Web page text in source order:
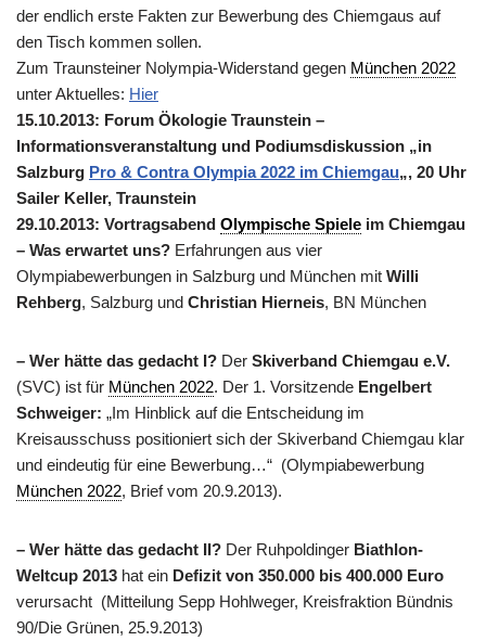
der endlich erste Fakten zur Bewerbung des Chiemgaus auf
den Tisch kommen sollen.
Zum Traunsteiner Nolympia-Widerstand gegen München 2022
unter Aktuelles: Hier
15.10.2013: Forum Ökologie Traunstein –
Informationsveranstaltung und Podiumsdiskussion „in
Salzburg Pro & Contra Olympia 2022 im Chiemgau„, 20 Uhr
Sailer Keller, Traunstein
29.10.2013: Vortragsabend Olympische Spiele im Chiemgau
– Was erwartet uns? Erfahrungen aus vier
Olympiabewerbungen in Salzburg und München mit Willi
Rehberg, Salzburg und Christian Hierneis, BN München
– Wer hätte das gedacht I? Der Skiverband Chiemgau e.V.
(SVC) ist für München 2022. Der 1. Vorsitzende Engelbert
Schweiger: „Im Hinblick auf die Entscheidung im
Kreisausschuss positioniert sich der Skiverband Chiemgau klar
und eindeutig für eine Bewerbung…“ (Olympiabewerbung
München 2022, Brief vom 20.9.2013).
– Wer hätte das gedacht II? Der Ruhpoldinger Biathlon-
Weltcup 2013 hat ein Defizit von 350.000 bis 400.000 Euro
verursacht (Mitteilung Sepp Hohlweger, Kreisfraktion Bündnis
90/Die Grünen, 25.9.2013)